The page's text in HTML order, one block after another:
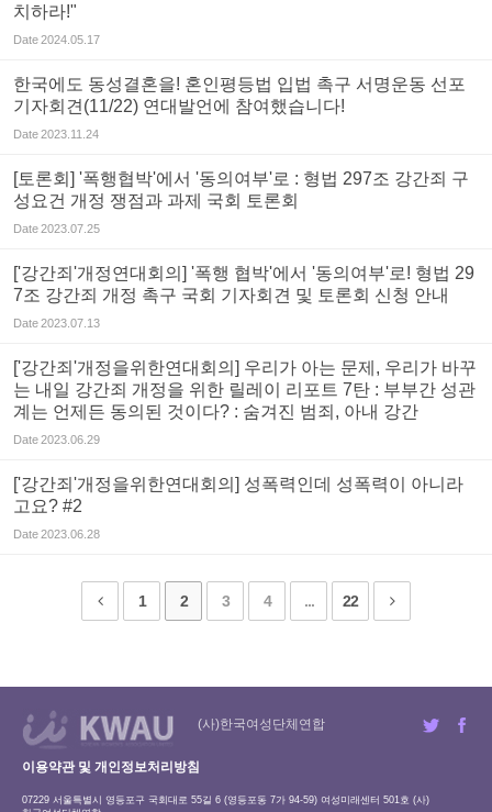
치하라!"
Date2024.05.17
한국에도 동성결혼을! 혼인평등법 입법 촉구 서명운동 선포
기자회견(11/22) 연대발언에 참여했습니다!
Date2023.11.24
[토론회] '폭행협박'에서 '동의여부'로 : 형법 297조 강간죄 구
성요건 개정 쟁점과 과제 국회 토론회
Date2023.07.25
['강간죄'개정연대회의] '폭행 협박'에서 '동의여부'로! 형법 29
7조 강간죄 개정 촉구 국회 기자회견 및 토론회 신청 안내
Date2023.07.13
['강간죄'개정을위한연대회의] 우리가 아는 문제, 우리가 바꾸
는 내일 강간죄 개정을 위한 릴레이 리포트 7탄 : 부부간 성관
계는 언제든 동의된 것이다? : 숨겨진 범죄, 아내 강간
Date2023.06.29
['강간죄'개정을위한연대회의] 성폭력인데 성폭력이 아니라
고요? #2
Date2023.06.28
1 2 3 4 ... 22
(사)한국여성단체연합
이용약관 및 개인정보처리방침
07229 서울특별시 영등포구 국회대로 55길 6 (영등포동 7가 94-59) 여성미래센터 501호 (사)